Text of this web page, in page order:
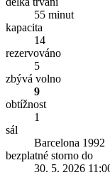
55 minut
kapacita
14
rezervováno
5
zbývá volno
9
obtížnost
1
sál
Barcelona 1992
bezplatné storno do
30. 5. 2026